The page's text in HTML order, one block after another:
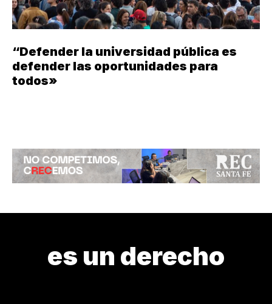
“Defender la universidad pública es
defender las oportunidades para
todos»
es un derecho